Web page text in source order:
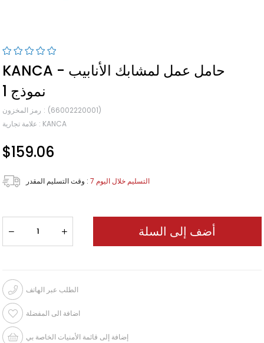
KANCA حامل عمل لمشابك الأنابيب -
نموذج 1
رمز المخزون
(66002220001)
علامة تجارية : KANCA
$159.06
وقت التسليم المقدر : 7 التسليم خلال اليوم
الطلب عبر الهاتف
اضافة الى المفضلة
إضافة إلى قائمة الأمنيات الخاصة بي